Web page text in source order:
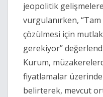
jeopolitik gelişmelere
vurgulanırken,
çözülmesi için
gerekiyor”
Kurum,
fiyatlamalar
belirterek, mevcut